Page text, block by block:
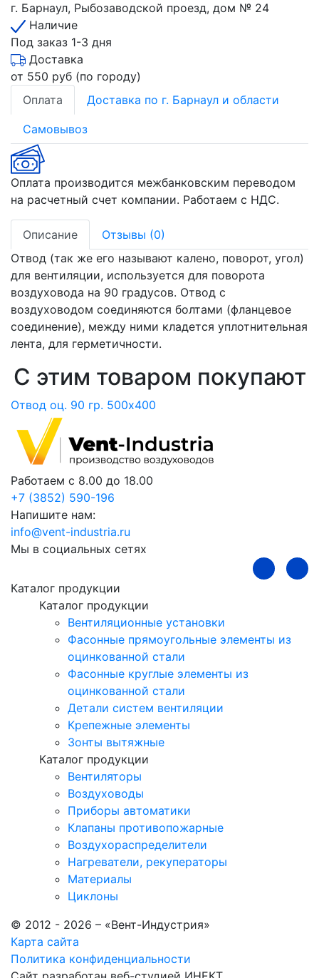
г. Барнаул, Рыбозаводской проезд, дом № 24
Наличие
Под заказ 1-3 дня
Доставка
от 550 руб (по городу)
Оплата
Доставка по г. Барнаул и области
Самовывоз
Оплата производится межбанковским переводом
на расчетный счет компании. Работаем с НДС.
Описание
Отзывы (0)
Отвод (так же его называют калено, поворот, угол)
для вентиляции, используется для поворота
воздуховода на 90 градусов. Отвод с
воздуховодом соединяются болтами (фланцевое
соединение), между ними кладется уплотнительная
лента, для герметичности.
С этим товаром покупают
Отвод оц. 90 гр. 500х400
Работаем с 8.00 до 18.00
+7 (3852) 590-196
Напишите нам:
info@vent-industria.ru
Мы в социальных сетях
Каталог продукции
Каталог продукции
Вентиляционные установки
Фасонные прямоугольные элементы из
оцинкованной стали
Фасонные круглые элементы из
оцинкованной стали
Детали систем вентиляции
Крепежные элементы
Зонты вытяжные
Каталог продукции
Вентиляторы
Воздуховоды
Приборы автоматики
Клапаны противопожарные
Воздухораспределители
Нагреватели, рекуператоры
Материалы
Циклоны
© 2012 - 2026 – «Вент-Индустрия»
Карта сайта
Политика конфиденциальности